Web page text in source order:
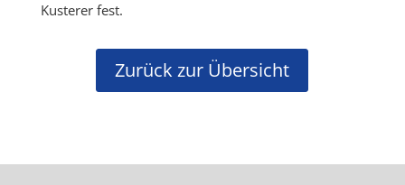
Kusterer fest.
Zurück zur Übersicht